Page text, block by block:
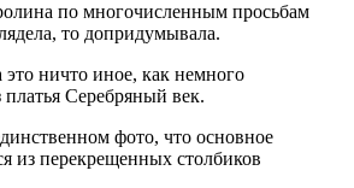
по многочисленным просьбам
то допридумывала.
ничто иное, как немного
Серебряный век.
фото, что основное
из перекрещенных столбиков